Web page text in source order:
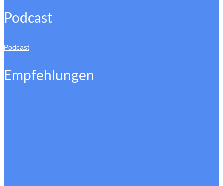
Podcast
Podcast
Empfehlungen